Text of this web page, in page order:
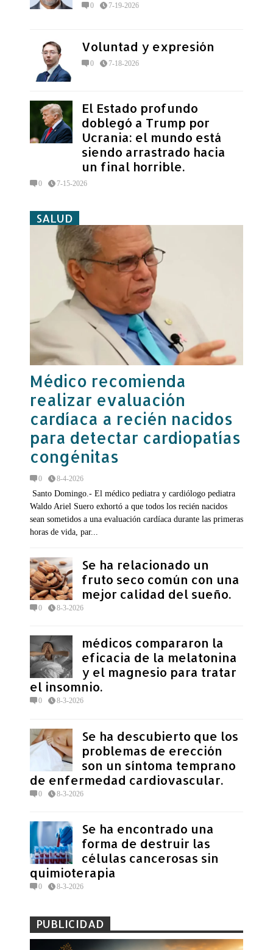
0 7-19-2026
Voluntad y expresión
0 7-18-2026
El Estado profundo
doblegó a Trump por
Ucrania: el mundo está
siendo arrastrado hacia
un final horrible.
0 7-15-2026
SALUD
Médico recomienda
realizar evaluación
cardíaca a recién nacidos
para detectar cardiopatías
congénitas
0 8-4-2026
Santo Domingo.- El médico pediatra y cardiólogo pediatra
Waldo Ariel Suero exhortó a que todos los recién nacidos
sean sometidos a una evaluación cardíaca durante las primeras
horas de vida, par...
Se ha relacionado un
fruto seco común con una
mejor calidad del sueño.
0 8-3-2026
médicos compararon la
eficacia de la melatonina
y el magnesio para tratar
el insomnio.
0 8-3-2026
Se ha descubierto que los
problemas de erección
son un síntoma temprano
de enfermedad cardiovascular.
0 8-3-2026
Se ha encontrado una
forma de destruir las
células cancerosas sin
quimioterapia
0 8-3-2026
PUBLICIDAD